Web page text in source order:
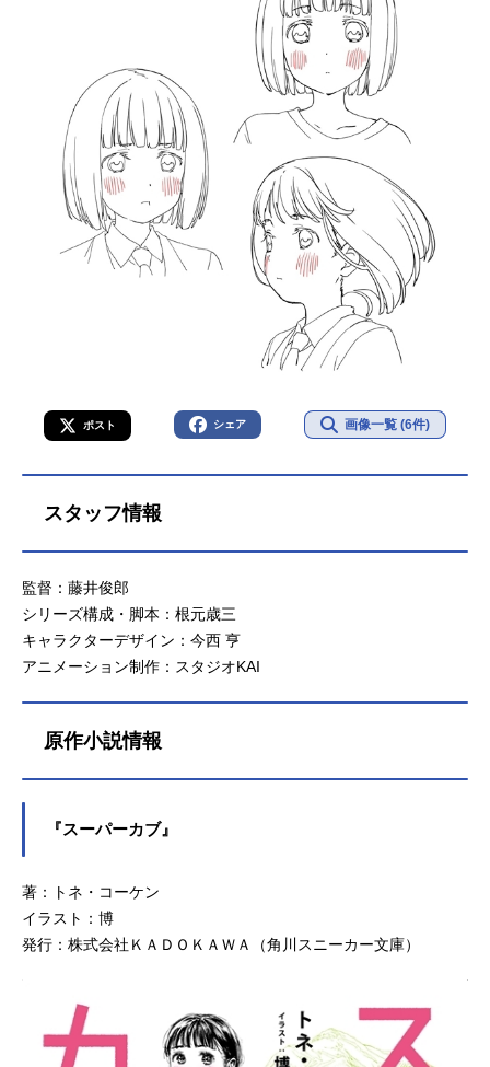
ポスト シェア 画像一覧 (6件)
スタッフ情報
監督：藤井俊郎
シリーズ構成・脚本：根元歳三
キャラクターデザイン：今西 亨
アニメーション制作：スタジオKAI
原作小説情報
『スーパーカブ』
著：トネ・コーケン
イラスト：博
発行：株式会社ＫＡＤＯＫＡＷＡ（角川スニーカー文庫）